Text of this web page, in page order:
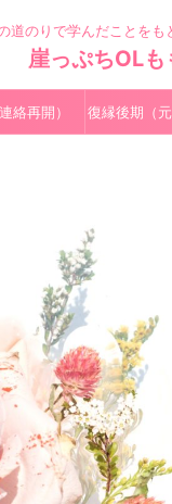
道のりで学んだことを
崖っぷちOL
絡再開） 復縁後期（